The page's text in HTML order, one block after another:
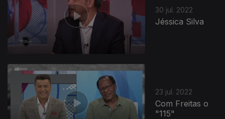
30 jul. 2022
Jéssica Silva
23 jul. 2022
Com Freitas o
"115"